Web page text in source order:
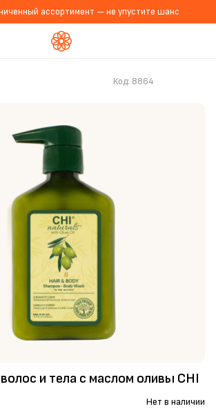
ассортимент — не упустите шанс
и тела с маслом оливы CHI
Код: 8864
Нет в наличии